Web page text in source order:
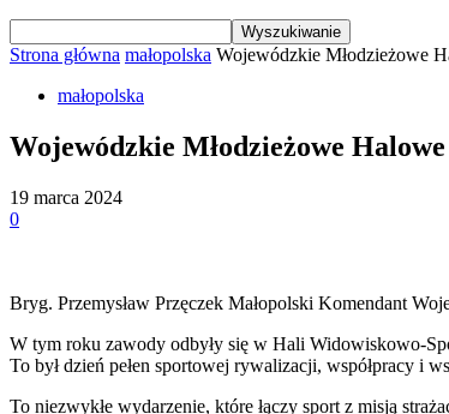
Strona główna małopolska Wojewódzkie Młodzieżowe
małopolska
Wojewódzkie Młodzieżowe
19 marca 2024
0
Bryg. Przemysław Przęczek Małopolski Komendant
W tym roku zawody odbyły się w Hali Widowiskowo-
To był dzień pełen sportowej rywalizacji, współpracy i
To niezwykłe wydarzenie, które łączy sport z misją